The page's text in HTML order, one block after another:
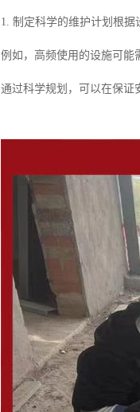
1. 制定科学的维护计划根据
例如，高频使用的设施可能
通过科学规划，可以在保证